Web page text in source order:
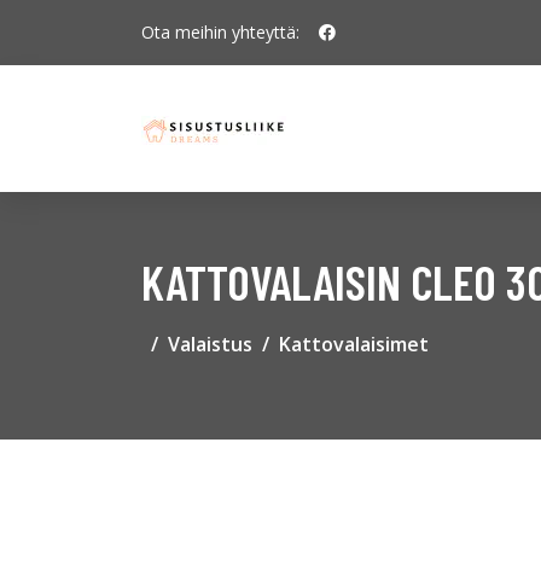
Ota meihin yhteyttä:
KATTOVALAISIN CLEO
Valaistus Kattovalaisimet